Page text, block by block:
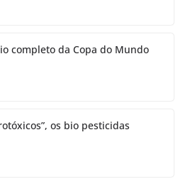
completo da Copa do Mundo
os bio pesticidas